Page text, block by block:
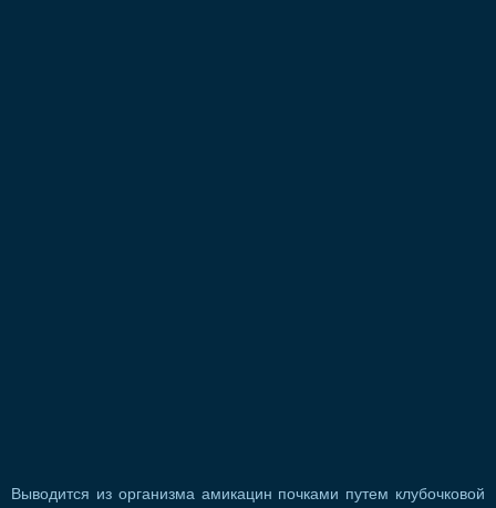
Выводится из организма амикацин почками путем клубочковой